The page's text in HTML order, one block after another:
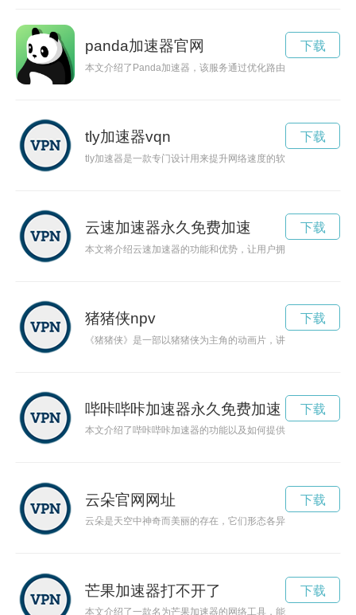
panda加速器官网
本文介绍了Panda加速器，该服务通过优化路由和网络连接，
下载
tly加速器vqn
tly加速器是一款专门设计用来提升网络速度的软件工具，能够
下载
云速加速器永久免费加速
本文将介绍云速加速器的功能和优势，让用户拥有更快的网络速
下载
猪猪侠npv
《猪猪侠》是一部以猪猪侠为主角的动画片，讲述了一群可爱
下载
哔咔哔咔加速器永久免费加速
本文介绍了哔咔哔咔加速器的功能以及如何提供用户畅爽流畅
下载
云朵官网网址
云朵是天空中神奇而美丽的存在，它们形态各异，散发着迷人
下载
芒果加速器打不开了
本文介绍了一款名为芒果加速器的网络工具，能够帮助用户加
下载